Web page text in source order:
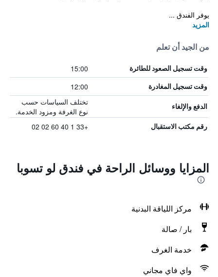
يوفر الفندق ...
المزيد
من الجيد أن تعلم
وقت تسجيل الصعود للطائرة 15:00
وقت تسجيل المغادرة 12:00
الدفع والإلغاء
تختلف السياسات حسب
نوع الغرفة ومزود الخدمة.
رقم مكتب الاستقبال +33 1 40 60 02 02
المزايا ووسائل الراحة في فندق لو تسوبا
مركز اللياقة البدنية
بار / صالة
خدمة الغرف
واي فاي مجاني